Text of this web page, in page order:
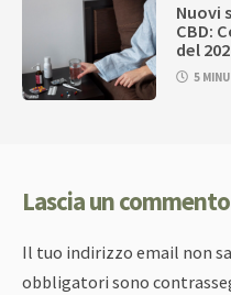
Nuovi
CBD:
del
5
Lascia un commento
Il tuo indirizzo email non
obbligatori sono